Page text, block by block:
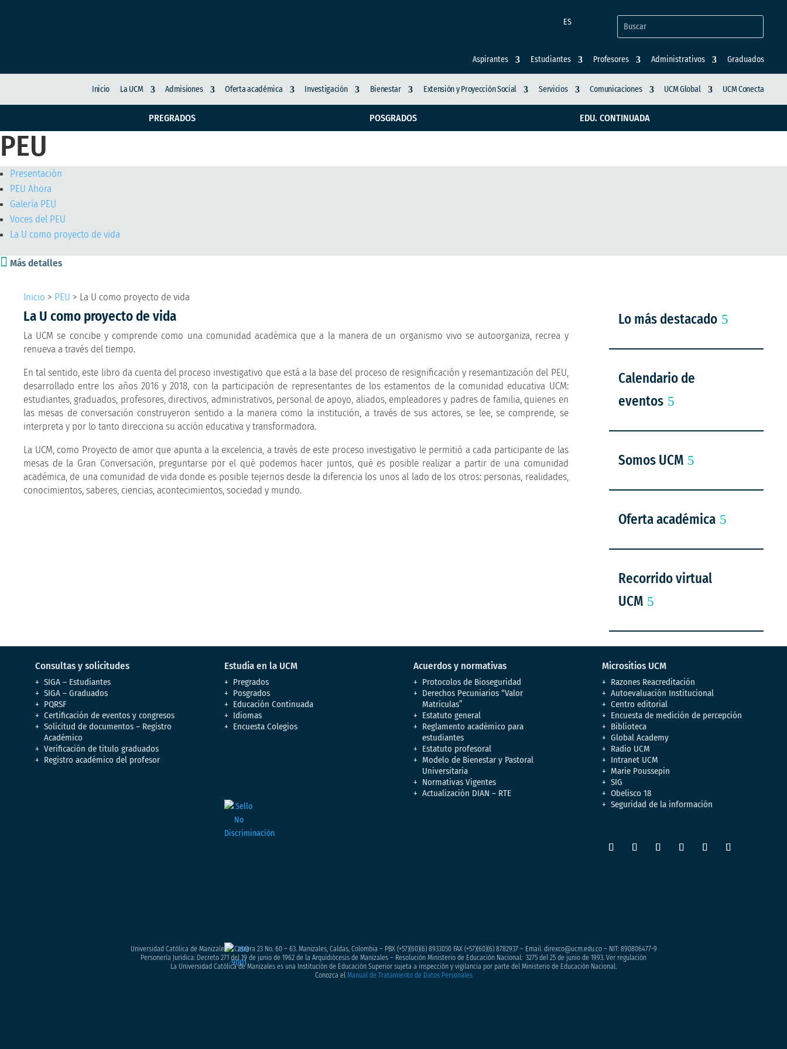
ES
Aspirantes Estudiantes Profesores Administrativos Graduados
Inicio La UCM Admisiones Oferta académica Investigación Bienestar Extensión y Proyección Social Servicios Comunicaciones UCM Global UCM Conecta
PREGRADOS POSGRADOS EDU. CONTINUADA
PEU
Presentación
PEU Ahora
Galería PEU
Voces del PEU
La U como proyecto de vida
 Más detalles
Inicio > PEU > La U como proyecto de vida
La U como proyecto de vida
La UCM se concibe y comprende como una comunidad académica que a la manera de un organismo vivo se autoorganiza, recrea y
renueva a través del tiempo.
En tal sentido, este libro da cuenta del proceso investigativo que está a la base del proceso de resignificación y resemantización del PEU,
desarrollado entre los años 2016 y 2018, con la participación de representantes de los estamentos de la comunidad educativa UCM:
estudiantes, graduados, profesores, directivos, administrativos, personal de apoyo, aliados, empleadores y padres de familia, quienes en
las mesas de conversación construyeron sentido a la manera como la institución, a través de sus actores, se lee, se comprende, se
interpreta y por lo tanto direcciona su acción educativa y transformadora.
La UCM, como Proyecto de amor que apunta a la excelencia, a través de este proceso investigativo le permitió a cada participante de las
mesas de la Gran Conversación, preguntarse por el qué podemos hacer juntos, qué es posible realizar a partir de una comunidad
académica, de una comunidad de vida donde es posible tejernos desde la diferencia los unos al lado de los otros: personas, realidades,
conocimientos, saberes, ciencias, acontecimientos, sociedad y mundo.
Lo más destacado
Calendario de
eventos
Somos UCM
Oferta académica
Recorrido virtual
UCM
Consultas y solicitudes
SIGA – Estudiantes
SIGA – Graduados
PQRSF
Certificación de eventos y congresos
Solicitud de documentos – Registro
Académico
Verificación de titulo graduados
Registro académico del profesor
Estudia en la UCM
Pregrados
Posgrados
Educación Continuada
Idiomas
Encuesta Colegios
Acuerdos y normativas
Protocolos de Bioseguridad
Derechos Pecuniarios “Valor
Matrículas”
Estatuto general
Reglamento académico para
estudiantes
Estatuto profesoral
Modelo de Bienestar y Pastoral
Universitaria
Normativas Vigentes
Actualización DIAN – RTE
Micrositios UCM
Razones Reacreditación
Autoevaluación Institucional
Centro editorial
Encuesta de medición de percepción
Biblioteca
Global Academy
Radio UCM
Intranet UCM
Marie Poussepin
SIG
Obelisco 18
Seguridad de la información
Universidad Católica de Manizales – Carrera 23 No. 60 – 63. Manizales, Caldas, Colombia – PBX (+57)(60)(6) 8933050FAX (+57)(60)(6) 8782937 – Email. direxco@ucm.edu.co – NIT: 890806477-9
Personería Jurídica: Decreto 271 del 19 de junio de 1962 de la Arquidiócesis de Manizales – Resolución Ministerio de Educación Nacional: 3275 del 25 de junio de 1993. Ver regulación
La Universidad Católica de Manizales es una Institución de Educación Superior sujeta a inspección y vigilancia por parte del Ministerio de Educación Nacional.
Conozca el Manual de Tratamiento de Datos Personales